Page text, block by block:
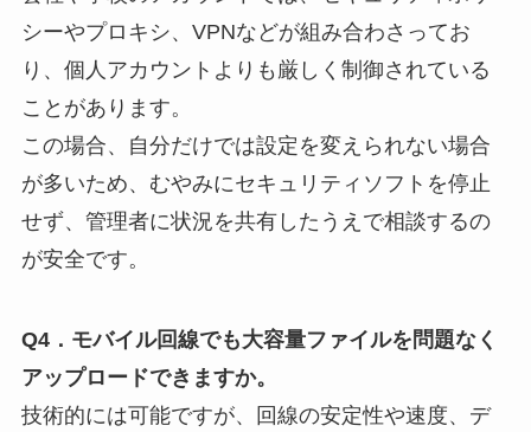
シーやプロキシ、VPNなどが組み合わさってお
り、個人アカウントよりも厳しく制御されている
ことがあります。
この場合、自分だけでは設定を変えられない場合
が多いため、むやみにセキュリティソフトを停止
せず、管理者に状況を共有したうえで相談するの
が安全です。
Q4．モバイル回線でも大容量ファイルを問題なく
アップロードできますか。
技術的には可能ですが、回線の安定性や速度、デ